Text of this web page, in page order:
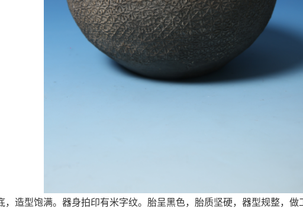
型饱满。器身拍印有米字纹。胎呈黑色，胎质坚硬，器型规整，做